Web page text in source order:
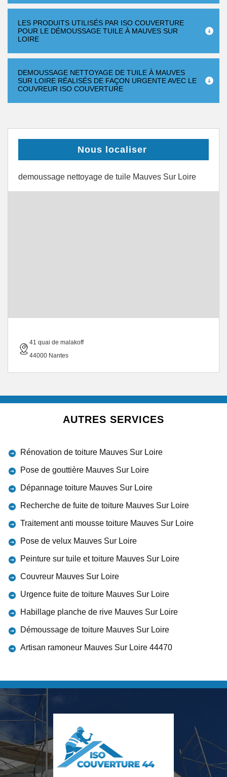
LES PRODUITS UTILISÉS PAR ISO COUVERTURE
POUR LE DÉMOUSSAGE TUILE À MAUVES SUR
LOIRE
DEMOUSSAGE NETTOYAGE DE TUILE À MAUVES
SUR LOIRE RÉALISÉS DE FAÇON URGENTE AVEC LE
COUVREUR ISO COUVERTURE
Nous localiser
demoussage nettoyage de tuile Mauves Sur Loire
41 quai de malakoff
44000 Nantes
AUTRES SERVICES
Rénovation de toiture Mauves Sur Loire
Pose de gouttière Mauves Sur Loire
Dépannage toiture Mauves Sur Loire
Recherche de fuite de toiture Mauves Sur Loire
Traitement anti mousse toiture Mauves Sur Loire
Pose de velux Mauves Sur Loire
Peinture sur tuile et toiture Mauves Sur Loire
Couvreur Mauves Sur Loire
Urgence fuite de toiture Mauves Sur Loire
Habillage planche de rive Mauves Sur Loire
Démoussage de toiture Mauves Sur Loire
Artisan ramoneur Mauves Sur Loire 44470